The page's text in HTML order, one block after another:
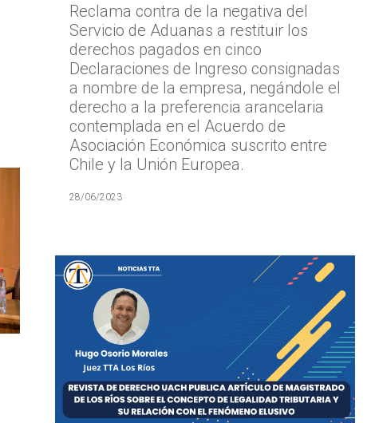
Reclama contra de la negativa del
Servicio de Aduanas a restituir los
derechos pagados en cinco
Declaraciones de Ingreso consignadas
a nombre de la empresa, negándole el
derecho a la preferencia arancelaria
contemplada en el Acuerdo de
Asociación Económica suscrito entre
Chile y la Unión Europea.
28/06/2023